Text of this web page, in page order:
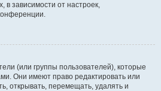
в зависимости от настроек,
(или группы пользователей), которые
Они имеют право редактировать или
открывать, перемещать, удалять и